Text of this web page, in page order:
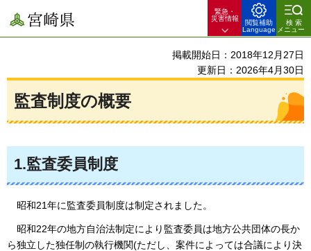
宮崎県
緊急・
災害情報
閲覧補助
Language
検索
メニュー
掲載開始日：2018年12月27日
更新日：2026年4月30日
監査制度の概要
1.監査委員制度
昭和21年に監査委員制度は制定されました。
昭和22年の地方自治法制定により監査委員は地方公共団体の長か
ら独立した独任制の執行機関(ただし、案件によっては合議により決